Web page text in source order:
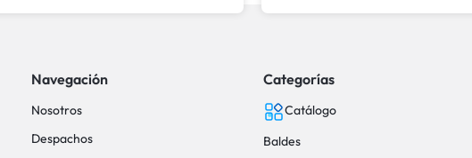
Navegación
Nosotros
Despachos
Categorías
Catálogo
Baldes